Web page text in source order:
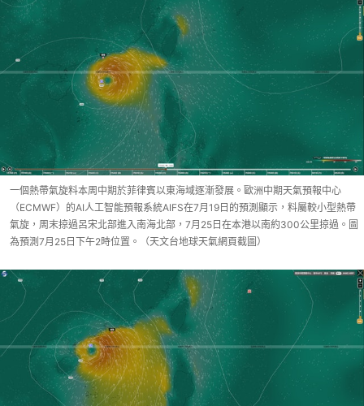
一個熱帶氣旋料本周中期於菲律賓以東海域逐漸發展。歐洲中期天氣預報中心
（ECMWF）的AI人工智能預報系統AIFS在7月19日的預測顯示，料屬較小型熱帶
氣旋，周末掠過呂宋北部進入南海北部，7月25日在本港以南約300公里掠過。圖
為預測7月25日下午2時位置。（天文台地球天氣網頁截圖）